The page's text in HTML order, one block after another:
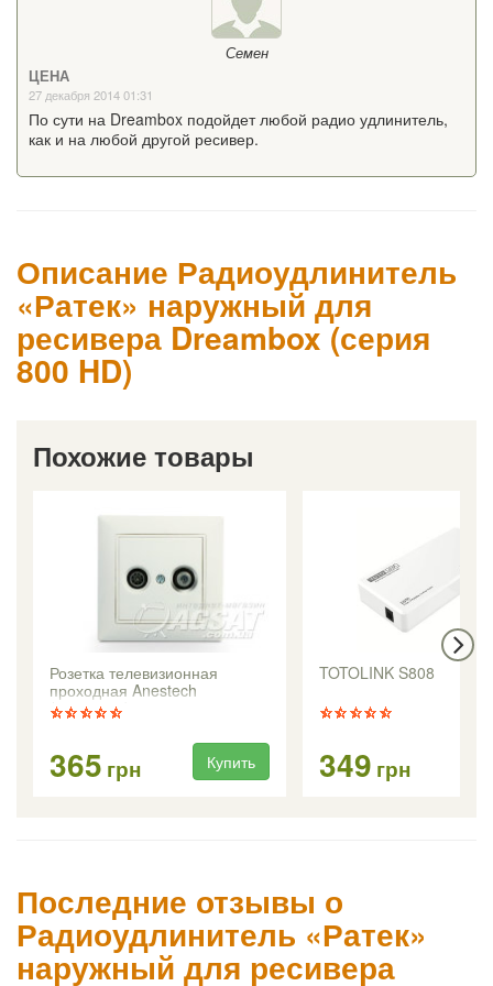
Семен
ЦЕНА
27 декабря 2014 01:31
По сути на Dreambox подойдет любой радио удлинитель,
как и на любой другой ресивер.
Описание Радиоудлинитель
«Ратек» наружный для
ресивера Dreambox (серия
800 HD)
Похожие товары
Розетка телевизионная
проходная Anestech
(кремовая)
365 грн Купить
TOTOLINK S808
349 грн
Последние отзывы о
Радиоудлинитель «Ратек»
наружный для ресивера